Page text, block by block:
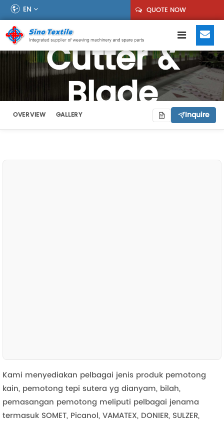
EN QUOTE NOW
Cutter &
Blade
OVERVIEW GALLERY Inquire
Kami menyediakan pelbagai jenis produk pemotong
kain, pemotong tepi sutera yg dianyam, bilah,
pemasangan pemotong meliputi pelbagai jenama
termasuk SOMET, Picanol, VAMATEX, DONIER, SULZER,